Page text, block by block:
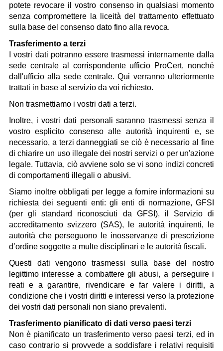
potete revocare il vostro consenso in qualsiasi momento
senza compromettere la liceità del trattamento effettuato
sulla base del consenso dato fino alla revoca.
Trasferimento a terzi
I vostri dati potranno essere trasmessi internamente dalla
sede centrale al corrispondente ufficio ProCert, nonché
dall'ufficio alla sede centrale. Qui verranno ulteriormente
trattati in base al servizio da voi richiesto.
Non trasmettiamo i vostri dati a terzi.
Inoltre, i vostri dati personali saranno trasmessi senza il
vostro esplicito consenso alle autorità inquirenti e, se
necessario, a terzi danneggiati se ciò è necessario al fine
di chiarire un uso illegale dei nostri servizi o per un'azione
legale. Tuttavia, ciò avviene solo se vi sono indizi concreti
di comportamenti illegali o abusivi.
Siamo inoltre obbligati per legge a fornire informazioni su
richiesta dei seguenti enti: gli enti di normazione, GFSI
(per gli standard riconosciuti da GFSI), il Servizio di
accreditamento svizzero (SAS), le autorità inquirenti, le
autorità che perseguono le inosservanze di prescrizione
d’ordine soggette a multe disciplinari e le autorità fiscali.
Questi dati vengono trasmessi sulla base del nostro
legittimo interesse a combattere gli abusi, a perseguire i
reati e a garantire, rivendicare e far valere i diritti, a
condizione che i vostri diritti e interessi verso la protezione
dei vostri dati personali non siano prevalenti.
Trasferimento pianificato di dati verso paesi terzi
Non è pianificato un trasferimento verso paesi terzi, ed in
caso contrario si provvede a soddisfare i relativi requisiti